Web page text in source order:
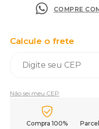
COMPRE
Calcule o frete
Não sei meu CEP
Compra 100%